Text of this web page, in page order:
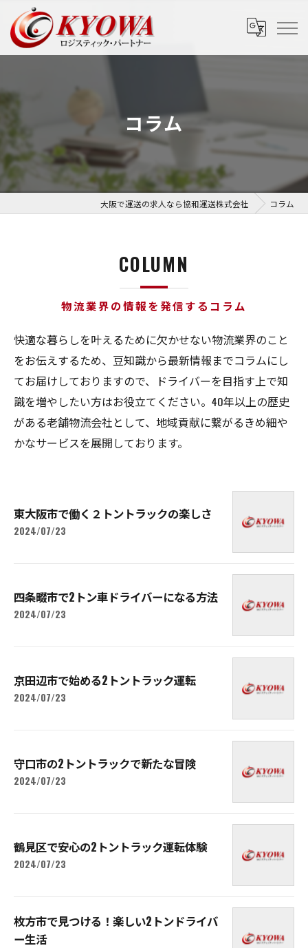
コラム
大阪で運送の求人なら協和運送株式会社 コラム
COLUMN
物流業界の情報を発信するコラム
快適な暮らしを叶えるために欠かせない物流業界のこと
をお伝えするため、豆知識から最新情報までコラムにし
てお届けしておりますので、ドライバーを目指す上で知
識を増やしたい方はお役立てください。40年以上の歴史
がある老舗物流会社として、地域貢献に繋がるきめ細や
かなサービスを展開しております。
東大阪市で働く２トントラックの楽しさ
2024/07/23
四条畷市で2トン車ドライバーになる方法
2024/07/23
京田辺市で始める2トントラック運転
2024/07/23
守口市の2トントラックで新たな冒険
2024/07/23
鶴見区で安心の2トントラック運転体験
2024/07/23
枚方市で見つける！楽しい2トンドライバ
ー生活